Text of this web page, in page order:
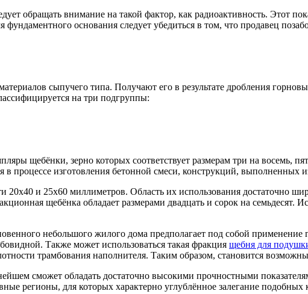
обращать внимание на такой фактор, как радиоактивность. Этот
основания следует убедиться в том, что продавец
сыпучего типа. Получают его в результате дробления
на три подгруппы:
щебёнки, зерно которых соответствует размерам три на восемь,
в процессе изготовления бетонной смеси, конструкций, выполненных
и 25х60 миллиметров. Область их использования достаточно
щебёнка обладает размерами двадцать и сорок на
небольшого жилого дома предполагает под собой
Также может использоваться такая фракция щебня для
трамбования наполнителя. Таким образом, становится
сможет обладать достаточно высокими прочностными
регионы, для которых характерно углублённое залегание